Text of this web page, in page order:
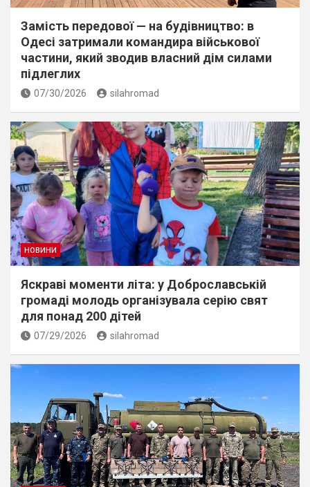
Замість передової — на будівництво: в
Одесі затримали командира військової
частини, який зводив власний дім силами
підлеглих
07/30/2026 silahromad
НОВИНИ
Яскраві моменти літа: у Доброславській
громаді молодь організувала серію свят
для понад 200 дітей
07/29/2026 silahromad